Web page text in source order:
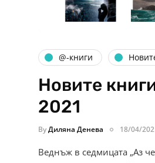
@-книги
Новите
2021
ByДиляна Денева 18/04/
Веднъж в седмицата „Аз